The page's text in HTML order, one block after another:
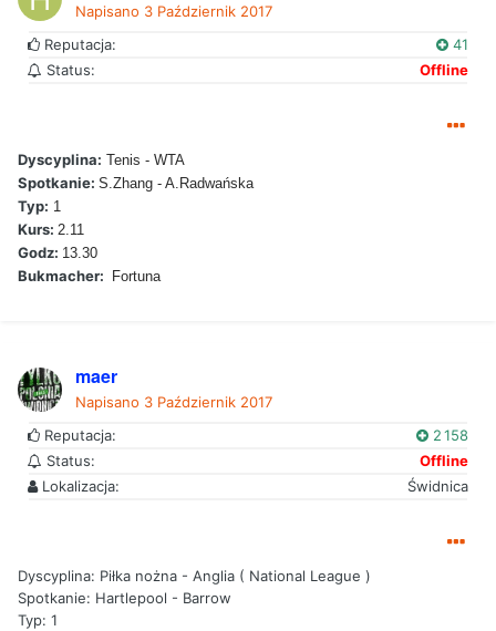
Napisano 3 Październik 2017
Reputacja:
41
Status:
Offline
Dyscyplina: Tenis - WTA
Spotkanie: S.Zhang - A.Radwańska
Typ: 1
Kurs: 2.11
Godz: 13.30
Bukmacher: Fortuna
maer
Napisano 3 Październik 2017
Reputacja:
2 158
Status:
Offline
Lokalizacja:
Świdnica
Dyscyplina: Piłka nożna - Anglia ( National League )
Spotkanie: Hartlepool - Barrow
Typ: 1